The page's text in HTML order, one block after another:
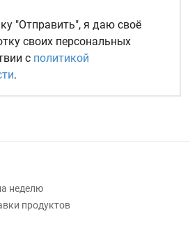
"Отправить", я даю своё
своих персональных
с политикой
.
неделю
продуктов